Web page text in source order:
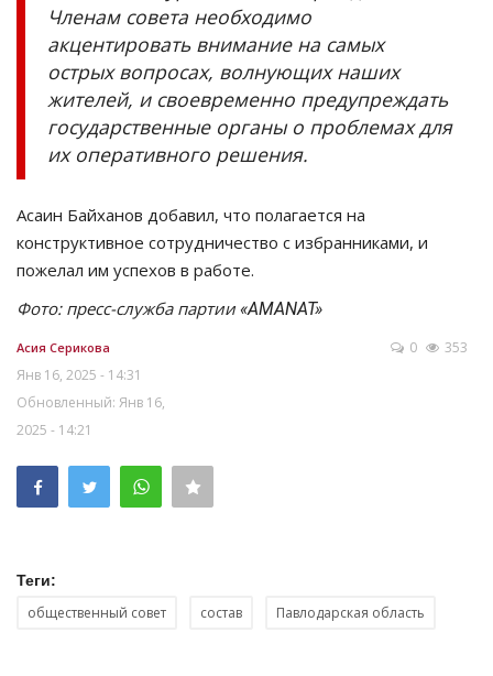
Членам совета необходимо
акцентировать внимание на самых
острых вопросах, волнующих наших
жителей, и своевременно предупреждать
государственные органы о проблемах для
их оперативного решения.
Асаин Байханов добавил, что полагается на
конструктивное сотрудничество с избранниками, и
пожелал им успехов в работе.
Фото: пресс-служба партии«AMANAT»
Асия Серикова
Янв 16, 2025 - 14:31
Обновленный: Янв 16,
2025 - 14:21
0 353
Теги:
общественный совет состав Павлодарская область